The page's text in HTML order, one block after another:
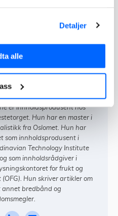
Detaljer
alle
leverandører.
å be om tilbud, altså
Margrethe Piñanez
er innholdsprodusent hos
Hun har en master i
fra Oslomet. Hun har
som innholdsprodusent i
Technology Institute
og som innholdsrådgiver i
for frukt og
(OFG). Hun skriver artikler om
annet bredbånd og